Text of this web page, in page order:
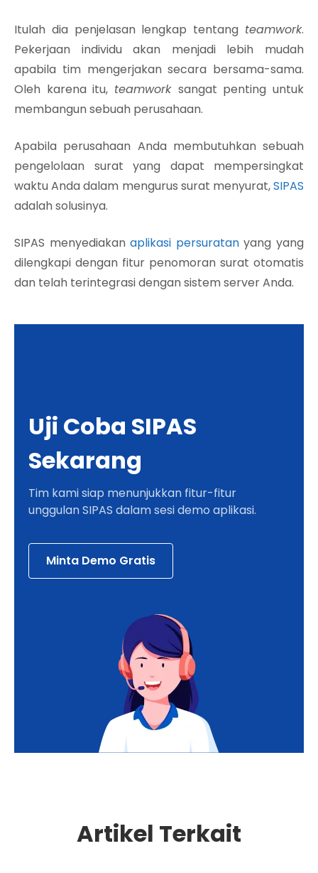
Itulah dia penjelasan lengkap tentang teamwork.
Pekerjaan individu akan menjadi lebih mudah
apabila tim mengerjakan secara bersama-sama.
Oleh karena itu, teamwork sangat penting untuk
membangun sebuah perusahaan.
Apabila perusahaan Anda membutuhkan sebuah
pengelolaan surat yang dapat mempersingkat
waktu Anda dalam mengurus surat menyurat,SIPAS
adalah solusinya.
SIPAS menyediakanaplikasi persuratanyang yang
dilengkapi dengan fitur penomoran surat otomatis
dan telah terintegrasi dengan sistem server Anda.
Uji Coba SIPAS
Sekarang
Tim kami siap menunjukkan fitur-fitur
unggulan SIPAS dalam sesi demo aplikasi.
Minta Demo Gratis
Artikel Terkait